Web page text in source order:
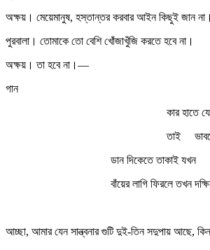
অক্ষয়। মেয়েমানুষ, হস্তান্তর করবার আইন কিছুই জান
পুরবালা। তোমাকে তো বেশি খোঁজাখুঁজি করতে হবে না।
অক্ষয়। তা হবে না।—
গান
কার হাতে
তাই
ডান দিকেতে তাকাই যখন
বাঁয়ের লাগি ফিরলে তখন
আচ্ছা, আমার যেন সান্ত্বনার গুটি দুই-তিন সদুপায় আছে,